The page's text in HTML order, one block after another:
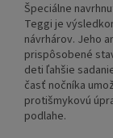
Špeciálne
Teggi je
návrhárov. Jeho
prispôsobené
deti ľahšie
časť nočníka
protišmykovú
podlahe.